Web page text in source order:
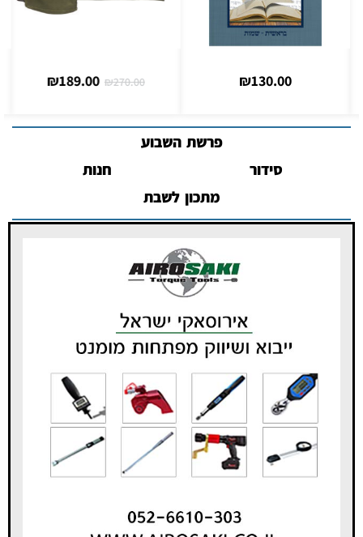
₪130.00
₪270.00
₪189.00
פרשת השבוע
סידור
חנות
מתכון לשבת